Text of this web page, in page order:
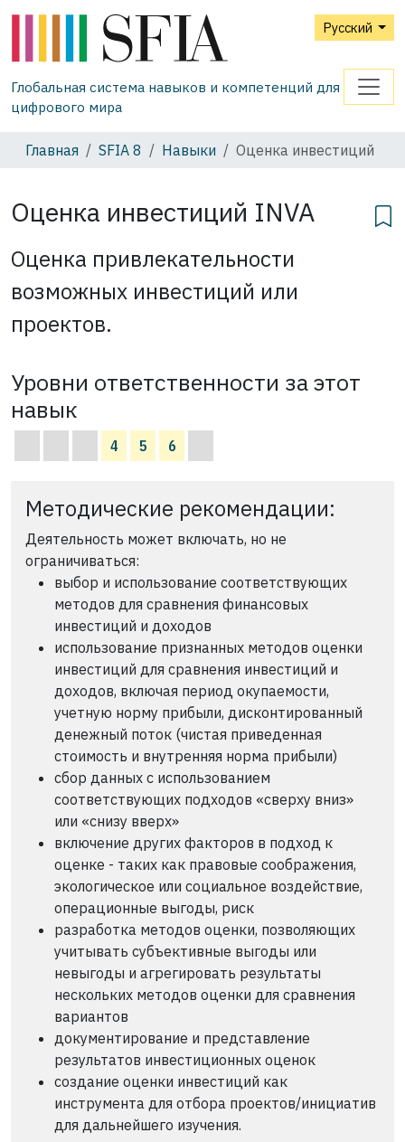
Русский
Глобальная система навыков и компетенций для
цифрового мира
Главная SFIA 8 Навыки Оценка инвестиций
Оценка инвестиций INVA
Оценка привлекательности
возможных инвестиций или
проектов.
Уровни ответственности за этот
навык
4 5 6
Методические рекомендации:
Деятельность может включать, но не
ограничиваться:
выбор и использование соответствующих
методов для сравнения финансовых
инвестиций и доходов
использование признанных методов оценки
инвестиций для сравнения инвестиций и
доходов, включая период окупаемости,
учетную норму прибыли, дисконтированный
денежный поток (чистая приведенная
стоимость и внутренняя норма прибыли)
сбор данных с использованием
соответствующих подходов «сверху вниз»
или «снизу вверх»
включение других факторов в подход к
оценке - таких как правовые соображения,
экологическое или социальное воздействие,
операционные выгоды, риск
разработка методов оценки, позволяющих
учитывать субъективные выгоды или
невыгоды и агрегировать результаты
нескольких методов оценки для сравнения
вариантов
документирование и представление
результатов инвестиционных оценок
создание оценки инвестиций как
инструмента для отбора проектов/инициатив
для дальнейшего изучения.